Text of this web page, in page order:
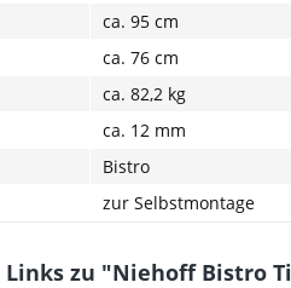
ca. 95 cm
ca. 76 cm
ca. 82,2 kg
ca. 12 mm
Bistro
zur Selbstmontage
zu "Niehoff Bistro